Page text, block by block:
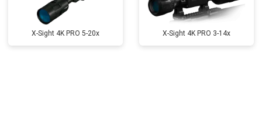
X-Sight 4K PRO 5-20x X-Sight 4K PRO 3-14x